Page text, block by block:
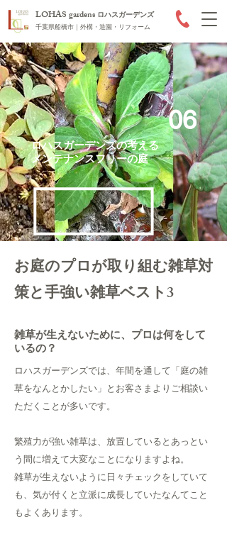
LOHAS gardens ロハスガーデンズ
千葉県船橋市｜外構・造園・リフォーム
ロハスガーデンズの考える
​メンテナンスフリーの庭
06
お庭のプロが取り組む雑草対
策と手強い雑草ベスト3
雑草が生えないために、プロは何をして
いるの？
ロハスガーデンズでは、年間を通して「庭の雑
草をなんとかしたい」 とお客さまよりご相談い
ただくことが多いです。
繁殖力が強い雑草は、放置しているとあっとい
う間に増えて大変なことになりますよね。
雑草が生えないように日々チェックをしていて
も、気が付くと立派に成長していたなんてこと
もよくあります。